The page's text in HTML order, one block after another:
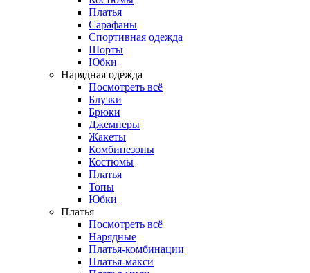
Платья
Сарафаны
Спортивная одежда
Шорты
Юбки
Нарядная одежда
Посмотреть всё
Блузки
Брюки
Джемперы
Жакеты
Комбинезоны
Костюмы
Платья
Топы
Юбки
Платья
Посмотреть всё
Нарядные
Платья-комбинации
Платья-макси